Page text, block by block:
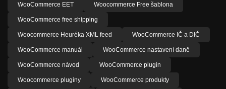
WooCommerce EET Woocommerce Free šablona
WooCommerce free shipping
Woocommerce Heuréka XML feed WooCommerce IČ a DIČ
WooCommerce manuál WooCommerce nastavení daně
WooCommerce návod WooCommerce plugin
Woocommerce pluginy WooCommerce produkty